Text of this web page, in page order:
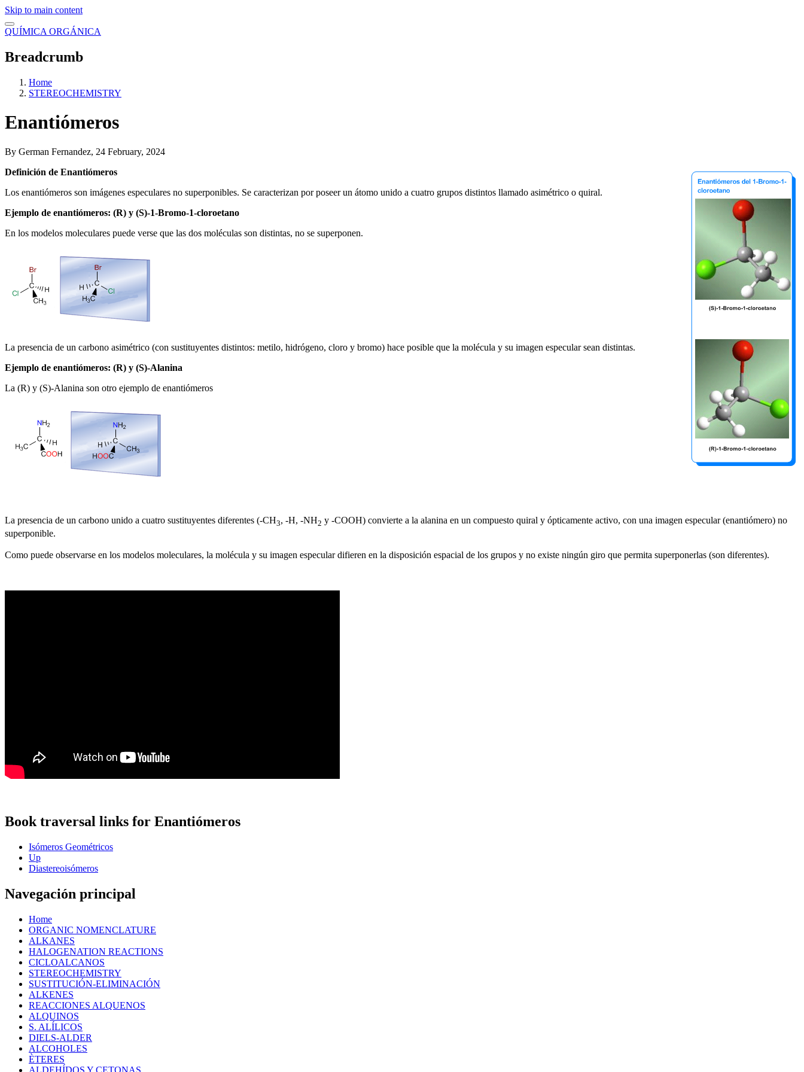
Skip to main content
QUÍMICA ORGÁNICA
Breadcrumb
Home
STEREOCHEMISTRY
Enantiómeros
By German Fernandez, 24 February, 2024
Definición de Enantiómeros
Los enantiómeros son imágenes especulares no superponibles. Se caracterizan por poseer un átomo unido a cuatro grupos distintos llamado asimétrico o quiral.
Ejemplo de enantiómeros: (R) y (S)-1-Bromo-1-cloroetano
En los modelos moleculares puede verse que las dos moléculas son distintas, no se superponen.
La presencia de un carbono asimétrico (con sustituyentes distintos: metilo, hidrógeno, cloro y bromo) hace posible que la molécula y su imagen especular sean distintas.
Ejemplo de enantiómeros: (R) y (S)-Alanina
La (R) y (S)-Alanina son otro ejemplo de enantiómeros
La presencia de un carbono unido a cuatro sustituyentes diferentes (-CH3, -H, -NH2 y -COOH) convierte a la alanina en un compuesto quiral y ópticamente activo, con una imagen especular (enantiómero) no
superponible.
Como puede observarse en los modelos moleculares, la molécula y su imagen especular difieren en la disposición espacial de los grupos y no existe ningún giro que permita superponerlas (son diferentes).
Book traversal links for Enantiómeros
Isómeros Geométricos
Up
Diastereoisómeros
Navegación principal
Home
ORGANIC NOMENCLATURE
ALKANES
HALOGENATION REACTIONS
CICLOALCANOS
STEREOCHEMISTRY
SUSTITUCIÓN-ELIMINACIÓN
ALKENES
REACCIONES ALQUENOS
ALQUINOS
S. ALÍLICOS
DIELS-ALDER
ALCOHOLES
ÈTERES
ALDEHÍDOS Y CETONAS